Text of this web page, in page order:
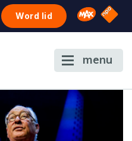
Word lid Omroep
NPO
menu